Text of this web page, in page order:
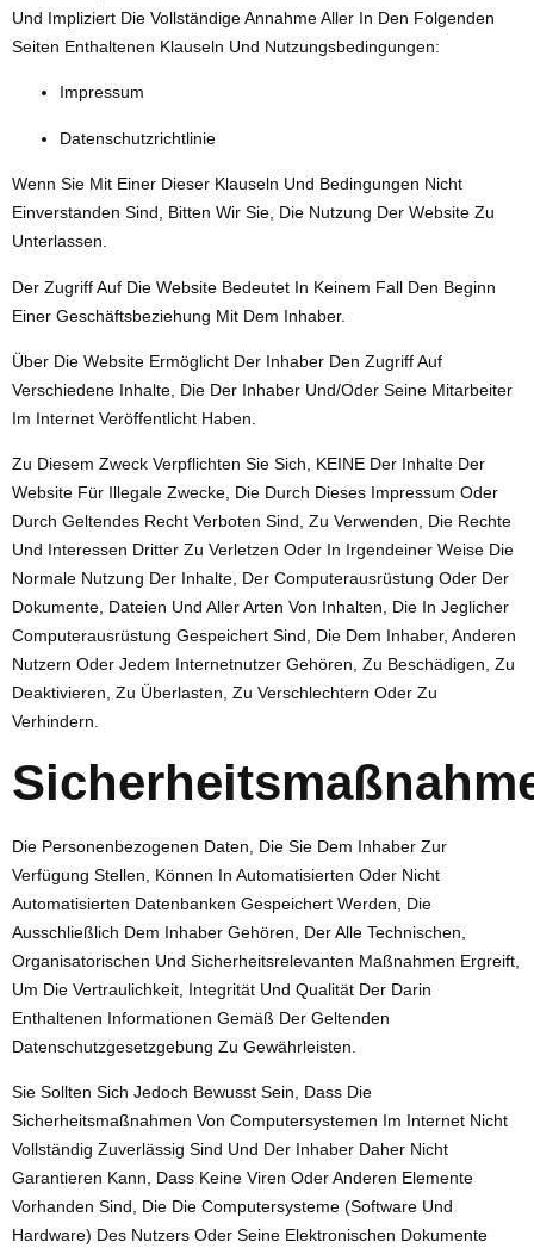
Und Impliziert Die Vollständige Annahme Aller In Den Folgenden
Seiten Enthaltenen Klauseln Und Nutzungsbedingungen:
Impressum
Datenschutzrichtlinie
Wenn Sie Mit Einer Dieser Klauseln Und Bedingungen Nicht
Einverstanden Sind, Bitten Wir Sie, Die Nutzung Der Website Zu
Unterlassen.
Der Zugriff Auf Die Website Bedeutet In Keinem Fall Den Beginn
Einer Geschäftsbeziehung Mit Dem Inhaber.
Über Die Website Ermöglicht Der Inhaber Den Zugriff Auf
Verschiedene Inhalte, Die Der Inhaber Und/oder Seine Mitarbeiter
Im Internet Veröffentlicht Haben.
Zu Diesem Zweck Verpflichten Sie Sich, KEINE Der Inhalte Der
Website Für Illegale Zwecke, Die Durch Dieses Impressum Oder
Durch Geltendes Recht Verboten Sind, Zu Verwenden, Die Rechte
Und Interessen Dritter Zu Verletzen Oder In Irgendeiner Weise Die
Normale Nutzung Der Inhalte, Der Computerausrüstung Oder Der
Dokumente, Dateien Und Aller Arten Von Inhalten, Die In Jeglicher
Computerausrüstung Gespeichert Sind, Die Dem Inhaber, Anderen
Nutzern Oder Jedem Internetnutzer Gehören, Zu Beschädigen, Zu
Deaktivieren, Zu Überlasten, Zu Verschlechtern Oder Zu
Verhindern.
Die Personenbezogenen Daten, Die Sie Dem Inhaber Zur
Verfügung Stellen, Können In Automatisierten Oder Nicht
Automatisierten Datenbanken Gespeichert Werden, Die
Ausschließlich Dem Inhaber Gehören, Der Alle Technischen,
Organisatorischen Und Sicherheitsrelevanten Maßnahmen Ergreift,
Um Die Vertraulichkeit, Integrität Und Qualität Der Darin
Enthaltenen Informationen Gemäß Der Geltenden
Datenschutzgesetzgebung Zu Gewährleisten.
Sie Sollten Sich Jedoch Bewusst Sein, Dass Die
Sicherheitsmaßnahmen Von Computersystemen Im Internet Nicht
Vollständig Zuverlässig Sind Und Der Inhaber Daher Nicht
Garantieren Kann, Dass Keine Viren Oder Anderen Elemente
Vorhanden Sind, Die Die Computersysteme (Software Und
Hardware) Des Nutzers Oder Seine Elektronischen Dokumente